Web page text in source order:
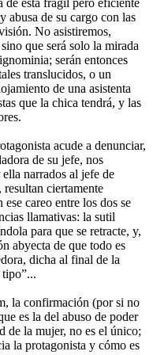
abusa de su cargo con las
No asistiremos,
que será solo la mirada
serán entonces
translucidos, o un
de una asistenta
que la chica tendrá, y las
acude a denunciar,
de su jefe, nos
narrados al jefe de
ciertamente
careo entre los dos se
llamativas: la sutil
para que se retracte, y,
abyecta de que todo es
dicha al final de la
tipo”...
la confirmación (por si no
es la del abuso de poder
de la mujer, no es el único;
la protagonista y cómo es